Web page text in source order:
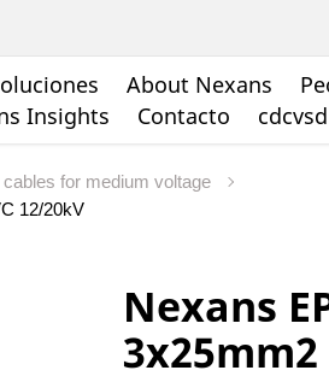
About Nexans
Insights Contacto cdcvsd
for medium voltage
12/20kV
Nexans
3x25mm2